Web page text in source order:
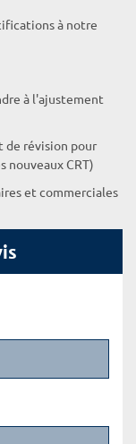
à notre
à l'ajustement
de révision pour
nouveaux CRT)
et commerciales